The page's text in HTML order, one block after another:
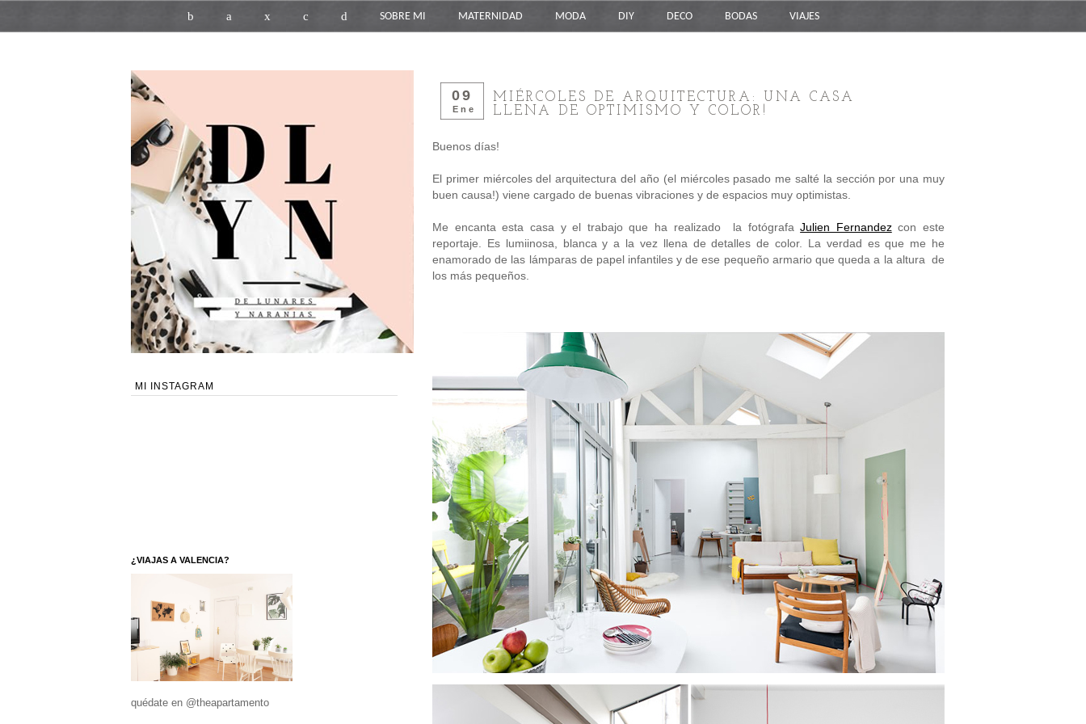
b a x c d SOBRE MI MATERNIDAD MODA DIY DECO BODAS VIAJES
09
Ene
MIÉRCOLES DE ARQUITECTURA: UNA CASA
LLENA DE OPTIMISMO Y COLOR!
Buenos días!
El primer miércoles del arquitectura del año (el miércoles pasado me salté la sección por una muy
buen causa!) viene cargado de buenas vibraciones y de espacios muy optimistas.
Me encanta esta casa y el trabajo que ha realizado la fotógrafaJulien Fernandezcon este
reportaje. Es lumiinosa, blanca y a la vez llena de detalles de color. La verdad es que me he
enamorado de las lámparas de papel infantiles y de ese pequeño armario que queda a la altura de
los más pequeños.
MI INSTAGRAM
¿VIAJAS A VALENCIA?
quédate en @theapartamento